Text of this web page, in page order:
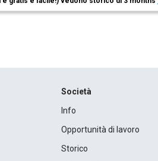
Società
Info
Opportunità di lavoro
Storico